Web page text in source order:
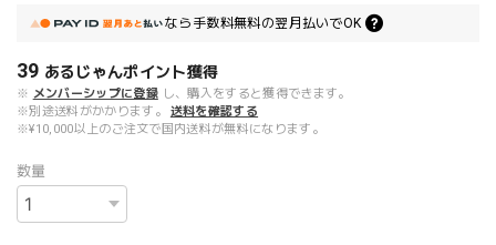
なら 手数料無料の翌月払いでOK
39 あるじゃんポイント獲得
※ メンバーシップに登録 し、購入をすると獲得できます。
※別途送料がかかります。
送料を確認する
※¥10,000以上のご注文で国内送料が無料になります。
数量